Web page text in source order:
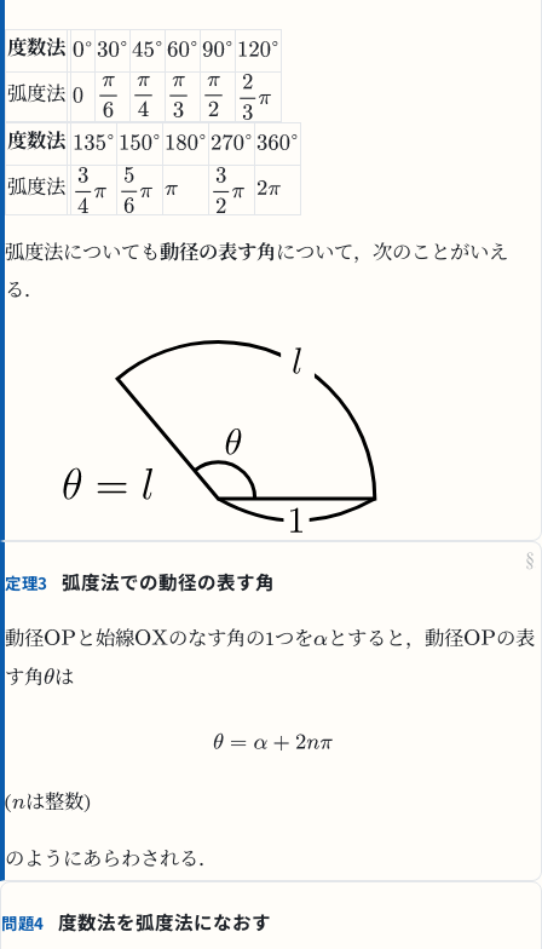
度数法
弧度法
度数法
弧度法
弧度法についても動径の表す角について，次のことがいえ
る．
§
定理3 弧度法での動径の表す角
動径 と始線 のなす角の1つを とすると，動径
の表
す角
は
( は整数)
のようにあらわされる．
問題4 度数法を弧度法になおす